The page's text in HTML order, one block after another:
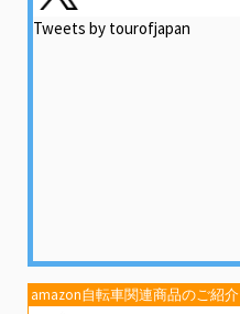
Tweets by tourofjapan
amazon自転車関連商品のご紹介